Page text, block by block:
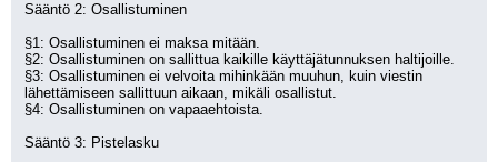
Sääntö 2: Osallistuminen
§1: Osallistuminen ei maksa mitään.
§2: Osallistuminen on sallittua kaikille käyttäjätunnuksen haltijoille.
§3: Osallistuminen ei velvoita mihinkään muuhun, kuin viestin
lähettämiseen sallittuun aikaan, mikäli osallistut.
§4: Osallistuminen on vapaaehtoista.
Sääntö 3: Pistelasku